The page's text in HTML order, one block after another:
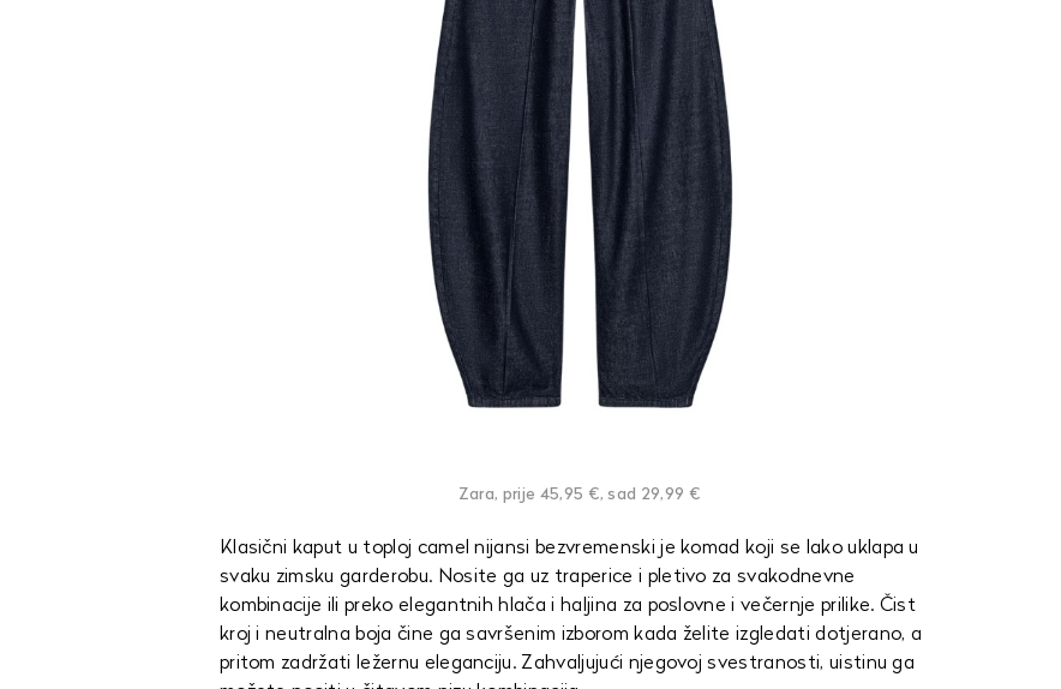
Zara, prije 45,95 €, sad 29,99 €
Klasični kaput u toploj camel nijansi bezvremenski je komad koji se lako uklapa u
svaku zimsku garderobu. Nosite ga uz traperice i pletivo za svakodnevne
kombinacije ili preko elegantnih hlača i haljina za poslovne i večernje prilike. Čist
kroj i neutralna boja čine ga savršenim izborom kada želite izgledati dotjerano, a
pritom zadržati ležernu eleganciju. Zahvaljujući njegovoj svestranosti, uistinu ga